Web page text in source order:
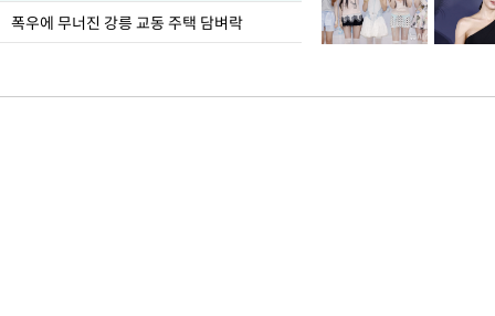
폭우에 무너진 강릉 교동 주택 담벼락